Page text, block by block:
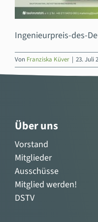
Ingenieurpreis-des-
Von Franziska Küver | 23. Juli
Über uns
Vorstand
Mitglieder
Ausschüsse
Mitglied werden!
DSTV